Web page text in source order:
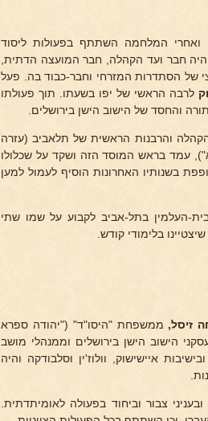
ואחרי המלחמה השתתף בפעולות ליסוד
היה חבר ועד הקהלה, חבר המועצה הדתית,
של הסתדרות המזרחי וחבר-כבוד בה. פעל
לרבה הראשי של יפו בשעתו. תוך פעולתו
והחסד של הישוב הישן בירושלים.
והרבנות הראשית של תלאביב (עזרה
עמד בראש המוסד הזה ושקד על שכלולו
בשנותיו האחרונות הוסיף לעמול למען
החליטה מועצת בית-העלמין בתל-אביב לקבוע על שמו שתי
בלימודי קודש.
זיסל, ממשפחת "היסו"ד" ("יהודה ספרא
הישוב הישן בירושלים וממנהלי מושב
איישישוק, וולוז'ין וסלבודקה והיה
צבור וביחוד בפעולה לאומיתדתית.